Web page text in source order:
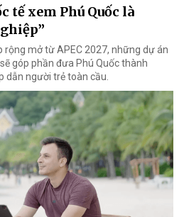
tế xem Phú Quốc là
rộng mở từ APEC 2027, những dự án
góp phần đưa Phú Quốc thành
dẫn người trẻ toàn cầu.